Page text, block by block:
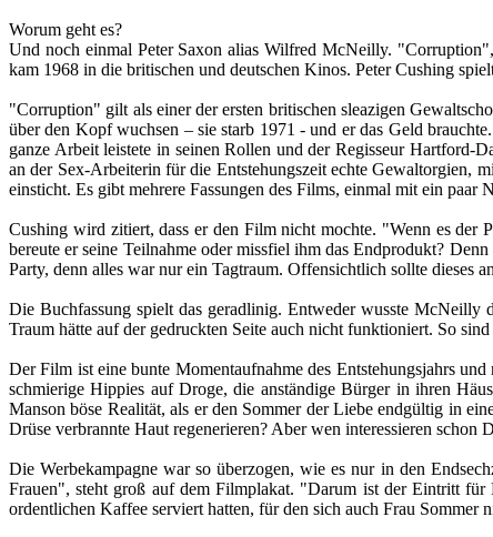
Worum geht es?
Und noch einmal Peter Saxon alias Wilfred McNeilly.
kam 1968 in die britischen und deutschen Kinos. Peter Cushing
"Corruption" gilt als einer der ersten britischen sleazigen
über den Kopf wuchsen – sie starb 1971 - und er das Geld
ganze Arbeit leistete in seinen Rollen und der Regisseur
an der Sex-Arbeiterin für die Entstehungszeit echte Gewaltorgien,
einsticht. Es gibt mehrere Fassungen des Films, einmal mit ein paar
Cushing wird zitiert, dass er den Film nicht mochte. "Wenn es der
bereute er seine Teilnahme oder missfiel ihm das Endprodukt?
Party, denn alles war nur ein Tagtraum. Offensichtlich sollte dieses
Die Buchfassung spielt das geradlinig. Entweder wusste McNeilly
Traum hätte auf der gedruckten Seite auch nicht funktioniert. So
Der Film ist eine bunte Momentaufnahme des Entstehungsjahrs
schmierige Hippies auf Droge, die anständige Bürger in ihren
Manson böse Realität, als er den Sommer der Liebe endgültig in
Drüse verbrannte Haut regenerieren? Aber wen interessieren schon
Die Werbekampagne war so überzogen, wie es nur in den
Frauen", steht groß auf dem Filmplakat. "Darum ist der Eintritt
ordentlichen Kaffee serviert hatten, für den sich auch Frau Sommer